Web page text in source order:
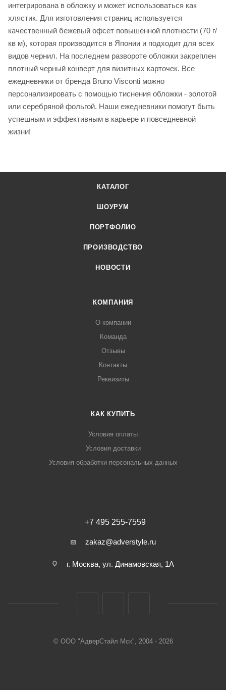
интегрирована в обложку и может использоваться как
хлястик. Для изготовления страниц используется
качественный бежевый офсет повышенной плотности (70 г/
кв м), которая производится в Японии и подходит для всех
видов чернил. На последнем развороте обложки закреплен
плотный черный конверт для визитных карточек. Все
ежедневники от бренда Bruno Visconti можно
персонализировать с помощью тиснения обложки - золотой
или серебряной фольгой. Наши ежедневники помогут быть
успешным и эффективным в карьере и повседневной
жизни!
КАТАЛОГ
ШОУРУМ
ПОРТФОЛИО
ПРОИЗВОДСТВО
НОВОСТИ
КОМПАНИЯ
О компании
Команда
Отзывы
Контакты
Реквизиты
КАК КУПИТЬ
Условия оплаты
Условия доставки
Условия обработки персональных данных
+7 495 255-7559
zakaz@adverstyle.ru
г. Москва, ул. Динамовская, 1А
© ООО "АдверСтайл Мск", 2004 - 2026